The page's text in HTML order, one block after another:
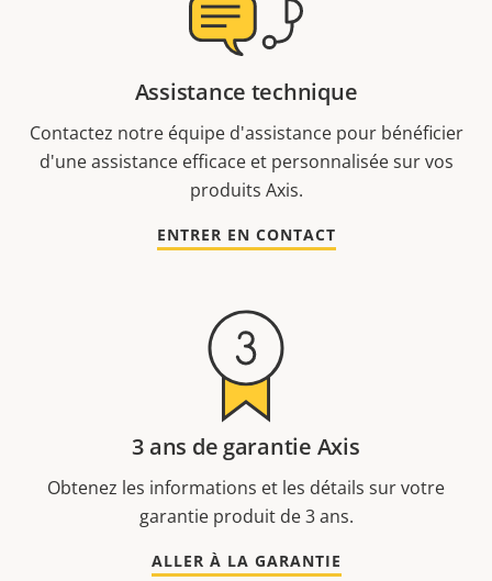
Assistance technique
Contactez notre équipe d'assistance pour bénéficier
d'une assistance efficace et personnalisée sur vos
produits Axis.
ENTRER EN CONTACT
3 ans de garantie Axis
Obtenez les informations et les détails sur votre
garantie produit de 3 ans.
ALLER À LA GARANTIE